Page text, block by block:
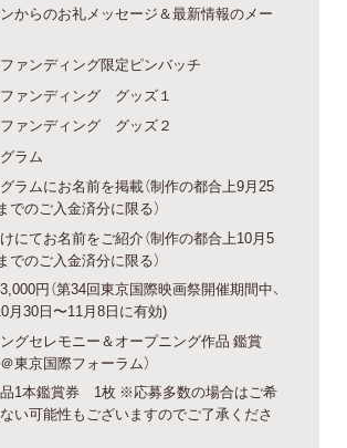
からのお礼メッセージ＆最新情報のメー
ァンディング限定ピンバッチ
ァンディング グッズ１
ァンディング グッズ２
ラム
ラムにお名前を掲載（制作の都合上9月25
でのご入金済分に限る）
にてお名前をご紹介（制作の都合上10月5
でのご入金済分に限る）
円（第34回東京国際映画祭開催期間中、
月30日〜11月8日に有効)
グセレモニー＆オープニング作品 鑑賞
東京国際フォーラム）
1本鑑賞券 1枚 ※応募多数の場合はご希
い可能性もございますのでご了承くださ